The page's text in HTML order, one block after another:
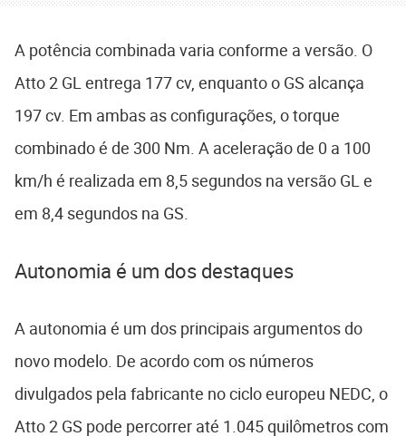
A potência combinada varia conforme a versão. O
Atto 2 GL entrega 177 cv, enquanto o GS alcança
197 cv. Em ambas as configurações, o torque
combinado é de 300 Nm. A aceleração de 0 a 100
km/h é realizada em 8,5 segundos na versão GL e
em 8,4 segundos na GS.
Autonomia é um dos destaques
A autonomia é um dos principais argumentos do
novo modelo. De acordo com os números
divulgados pela fabricante no ciclo europeu NEDC, o
Atto 2 GS pode percorrer até 1.045 quilômetros com